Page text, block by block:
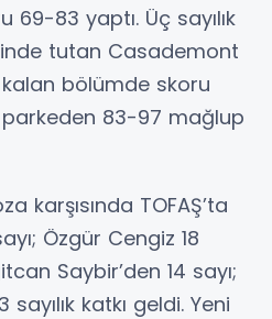
83 yaptı. Üç sayılık
tutan Casademont
kalan bölümde skoru
parkeden 83-97 mağlup
karşısında TOFAŞ’ta
Özgür Cengiz 18
Saybir’den 14 sayı;
katkı geldi. Yeni